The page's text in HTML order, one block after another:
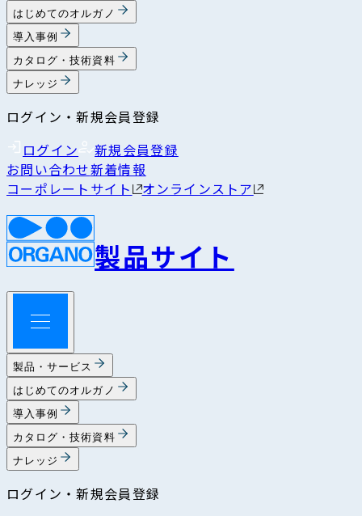
はじめてのオルガノ
導入事例
カタログ・技術資料
ナレッジ
ログイン・新規会員登録
ログイン
新規会員登録
お問い合わせ新着情報
コーポレートサイト
オンラインストア
製品サイト
製品・サービス
はじめてのオルガノ
導入事例
カタログ・技術資料
ナレッジ
ログイン・新規会員登録